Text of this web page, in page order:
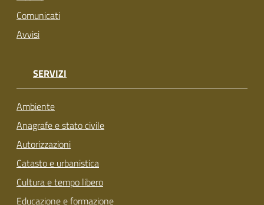
Comunicati
Avvisi
SERVIZI
Ambiente
Anagrafe e stato civile
Autorizzazioni
Catasto e urbanistica
Cultura e tempo libero
Educazione e formazione